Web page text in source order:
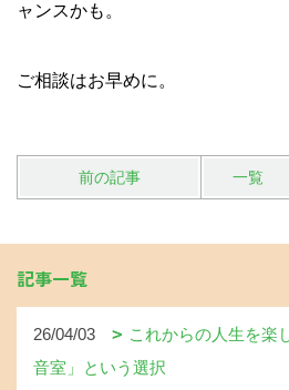
ャンスかも。
ご相談はお早めに。
前の記事 一覧
記事一覧
26/04/03
これからの人生を楽
音室」という選択